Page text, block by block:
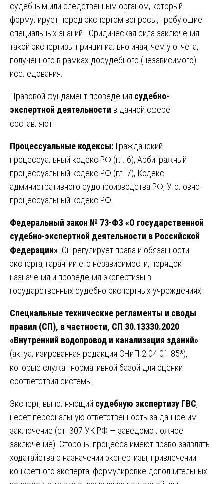
судебным или следственным органом, который
формулирует перед экспертом вопросы, требующие
специальных знаний. Юридическая сила заключения
такой экспертизы принципиально иная, чем у отчета,
полученного в рамках досудебного (независимого)
исследования.
Правовой фундамент проведения судебно-
экспертной деятельности в данной сфере
составляют:
Процессуальные кодексы: Гражданский
процессуальный кодекс РФ (гл. 6), Арбитражный
процессуальный кодекс РФ (гл. 7), Кодекс
административного судопроизводства РФ, Уголовно-
процессуальный кодекс РФ.
Федеральный закон № 73-ФЗ «О государственной
судебно-экспертной деятельности в Российской
Федерации». Он регулирует права и обязанности
эксперта, гарантии его независимости, порядок
назначения и проведения экспертизы в
государственных судебно-экспертных учреждениях.
Специальные технические регламенты и своды
правил (СП), в частности, СП 30.13330.2020
«Внутренний водопровод и канализация зданий»
(актуализированная редакция СНиП 2.04.01-85*),
которые служат нормативной базой для оценки
соответствия системы.
Эксперт, выполняющий судебную экспертизу ГВС,
несет персональную ответственность за данное им
заключение (ст. 307 УК РФ — заведомо ложное
заключение). Стороны процесса имеют право заявлять
ходатайства о назначении экспертизы, привлечении
конкретного эксперта, формулировке дополнительных